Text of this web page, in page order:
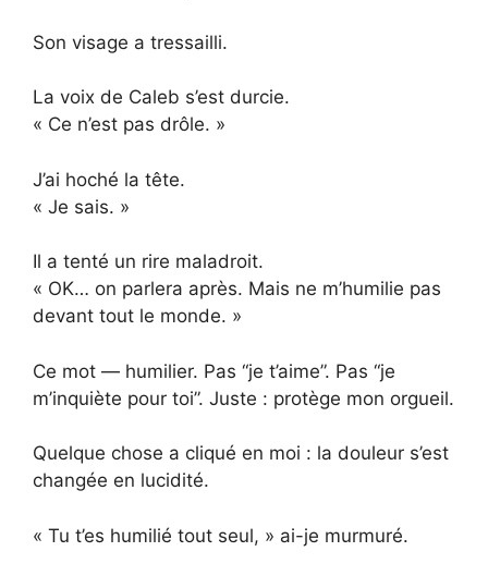
Son visage a tressailli.
La voix de Caleb s’est durcie.
« Ce n’est pas drôle. »
J’ai hoché la tête.
« Je sais. »
Il a tenté un rire maladroit.
« OK… on parlera après. Mais ne m’humilie pas
devant tout le monde. »
Ce mot — humilier. Pas “je t’aime”. Pas “je
m’inquiète pour toi”. Juste : protège mon orgueil.
Quelque chose a cliqué en moi : la douleur s’est
changée en lucidité.
« Tu t’es humilié tout seul, » ai-je murmuré.